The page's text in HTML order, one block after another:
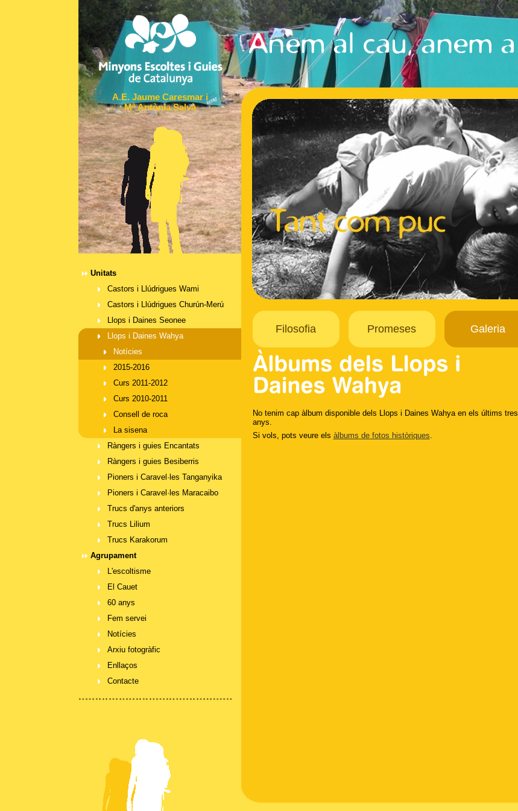
A.E. Jaume Caresmar i
Mª Antònia Salvà
Unitats
Castors i Llúdrigues Wami
Castors i Llúdrigues Churún-Merú
Llops i Daines Seonee
Llops i Daines Wahya
Notícies
2015-2016
Curs 2011-2012
Curs 2010-2011
Consell de roca
La sisena
Ràngers i guies Encantats
Ràngers i guies Besiberris
Pioners i Caravel·les Tanganyika
Pioners i Caravel·les Maracaibo
Trucs d'anys anteriors
Trucs Lilium
Trucs Karakorum
Agrupament
L'escoltisme
El Cauet
60 anys
Fem servei
Notícies
Arxiu fotogràfic
Enllaços
Contacte
Filosofia Promeses Galeria
No tenim cap àlbum disponible dels Llops i Daines Wahya en els últims tres
anys.
Si vols, pots veure els àlbums de fotos històriques